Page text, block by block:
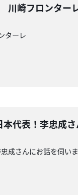
川崎フロンター
ターレ
代表！李忠成
成さんにお話を伺いま